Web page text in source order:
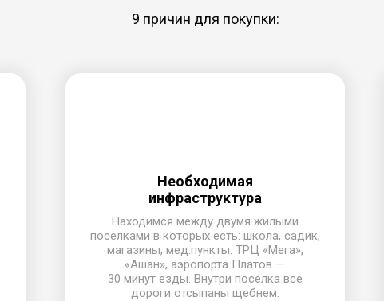
9 причин для покупки:
Необходимая
инфраструктура
Находимся между двумя жилыми
поселками в которых есть: школа, садик,
магазины, мед.пункты. ТРЦ «Мега»,
«Ашан», аэропорта Платов —
30 минут езды. Внутри поселка все
дороги отсыпаны щебнем.